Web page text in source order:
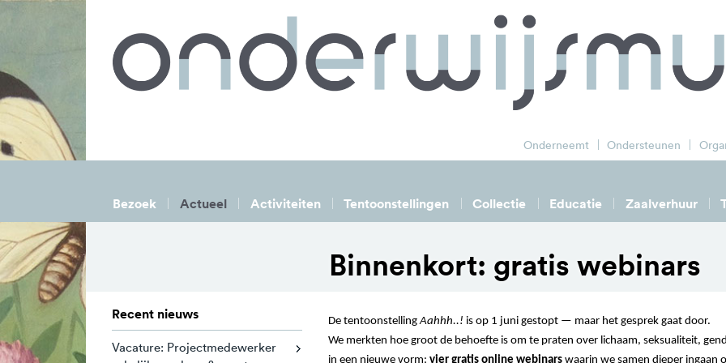
Onderneemt Ondersteunen
Bezoek Actueel Activiteiten Tentoonstellingen Collectie Educatie Zaalverhuur
Binnenkort: gratis webinars
Recent nieuws
Vacature: Projectmedewerker
De tentoonstellingAahhh..! is op 1 juni gestopt — maar het gesprek gaat door.
We merkten hoe groot de behoefte is om te praten over lichaam, seksualiteit,
in een nieuwe vorm: vier gratis online webinarswaarin we samen dieper ingaan